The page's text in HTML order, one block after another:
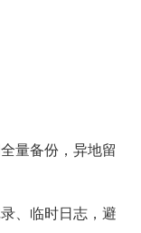
量备份，异地留
、临时日志，避